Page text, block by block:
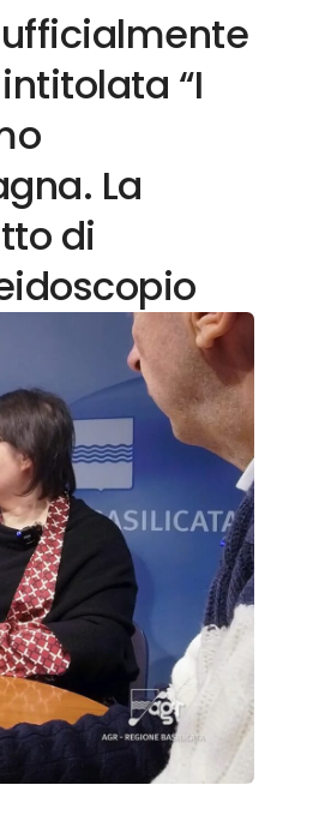
“I
La
di